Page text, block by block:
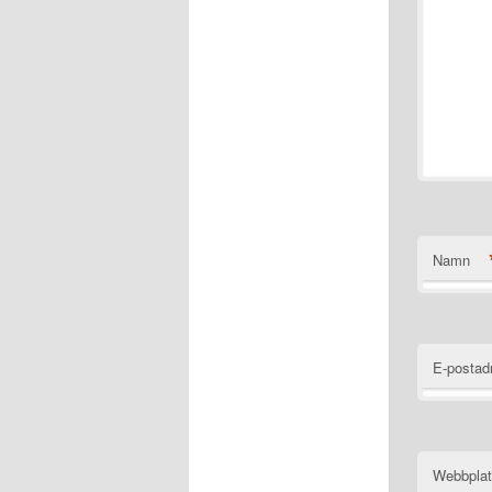
Namn
E-